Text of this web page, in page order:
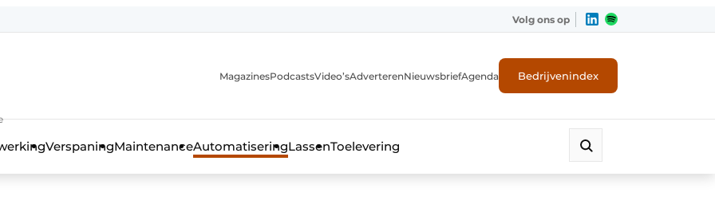
Volg ons op
MagazinesPodcastsVideo’sAdverterenNieuwsbriefAgenda Bedrijvenindex
VerspaningMaintenanceAutomatiseringLassenToelevering